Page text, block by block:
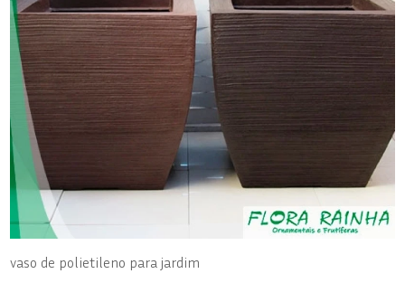
vaso de polietileno para jardim